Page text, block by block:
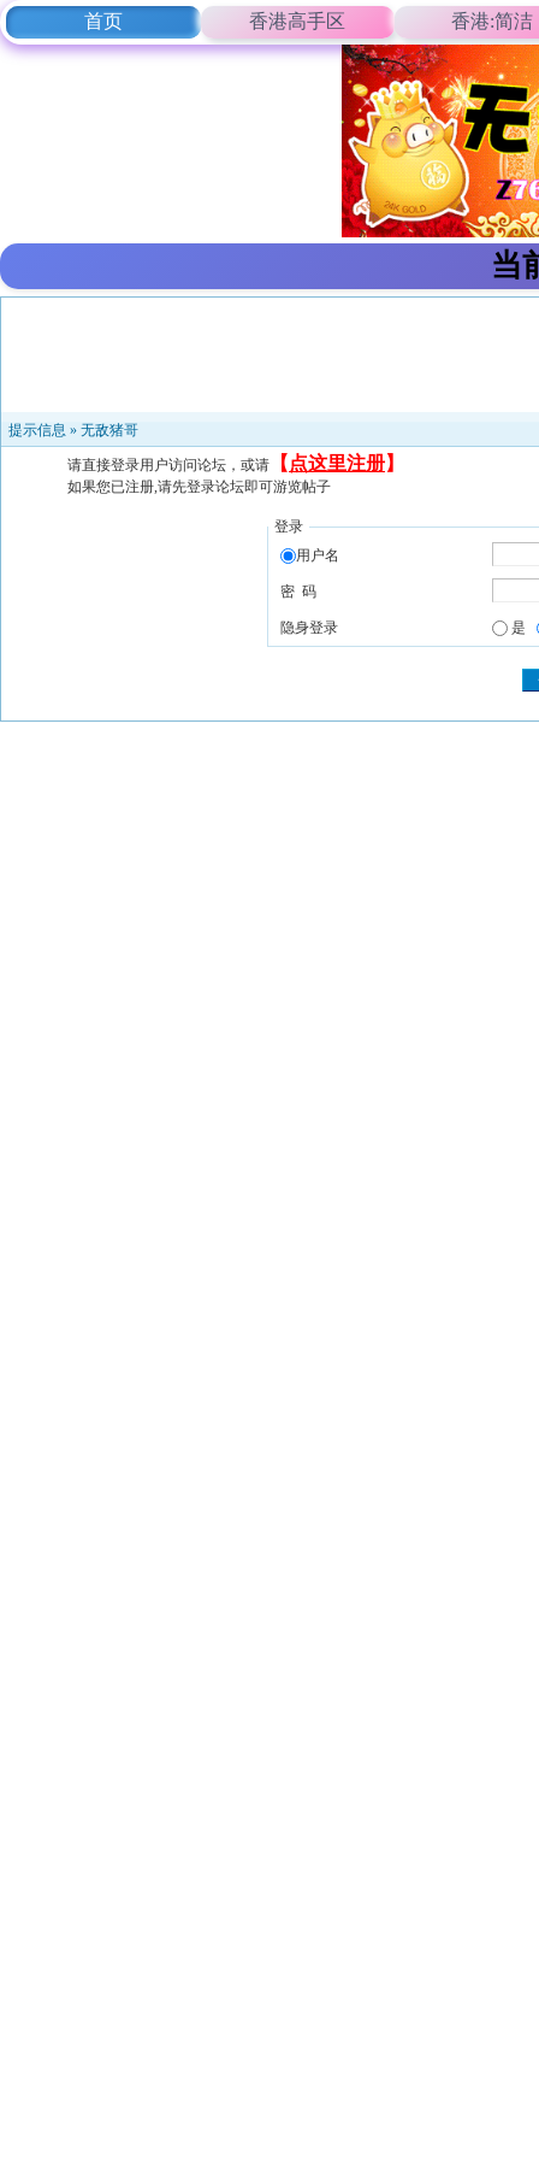
首页 香港高手区 香港:简洁
当
提示信息 » 无敌猪哥
请直接登录用户访问论坛，或请 【 点这里注册】
如果您已注册,请先登录论坛即可游览帖子
登录
用户名
密 码
隐身登录 是